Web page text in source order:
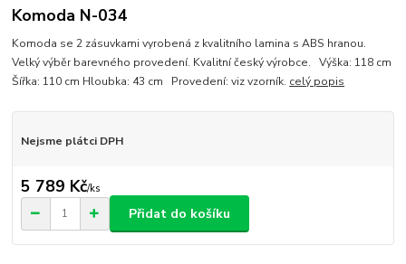
Komoda N-034
Komoda se 2 zásuvkami vyrobená z kvalitního lamina s ABS hranou.
Velký výběr barevného provedení. Kvalitní český výrobce. Výška: 118 cm
Šířka: 110 cm Hloubka: 43 cm Provedení: viz vzorník. celý popis
Nejsme plátci DPH
5 789 Kč/ks
Přidat do košíku